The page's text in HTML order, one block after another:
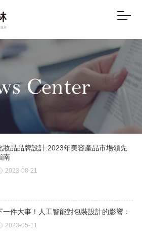
妝品品牌設計:2023年美容產品市場領先
南
2023-08-21
一件大事！人工智能對包裝設計的影響：
2023-05-11